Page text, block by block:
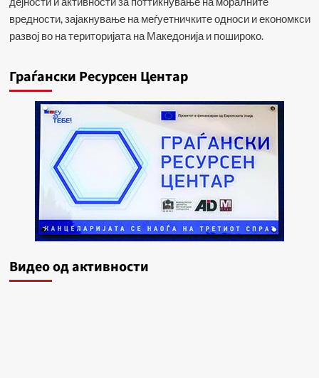
вредности, зајакнување на меѓуетничките односи и економкси
развој во на територијата на Македонија и пошироко.
Граѓански Ресурсен Центар
Видеo од активности